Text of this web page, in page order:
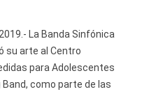
La Banda Sinfónica
su arte al Centro
para Adolescentes
Band, como parte de las